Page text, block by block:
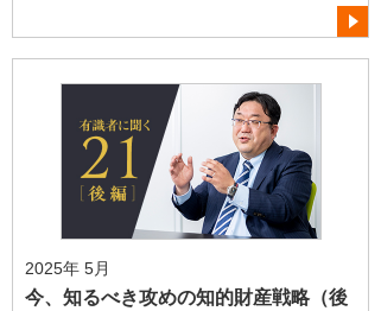
2025年 5月
今、知るべき攻めの知的財産戦略（後